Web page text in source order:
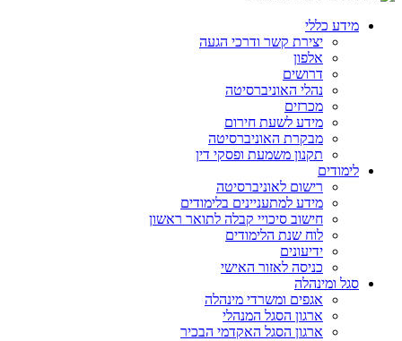
מידע כללי
יצירת קשר ודרכי הגעה
אלפון
דרושים
נהלי האוניברסיטה
מכרזים
מידע לשעת חירום
מבקרת האוניברסיטה
תקנון משמעת ופסקי דין
לימודים
רישום לאוניברסיטה
מידע למתעניינים בלימודים
חישוב סיכויי קבלה לתואר ראשון
לוח שנת הלימודים
ידיעונים
כניסה לאזור האישי
סגל ומינהלה
אגפים ומשרדי מינהלה
ארגון הסגל המנהלי
ארגון הסגל האקדמי הבכיר